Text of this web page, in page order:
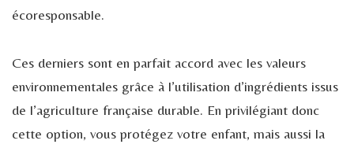
écoresponsable.
Ces derniers sont en parfait accord avec les valeurs
environnementales grâce à l’utilisation d’ingrédients issus
de l’agriculture française durable. En privilégiant donc
cette option, vous protégez votre enfant, mais aussi la